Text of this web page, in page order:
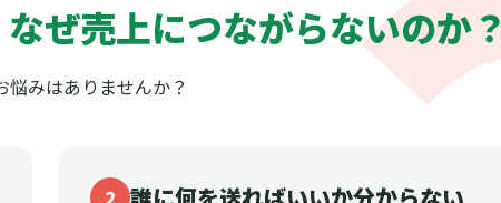
なぜ売上につながらないのか？
悩みはありませんか？